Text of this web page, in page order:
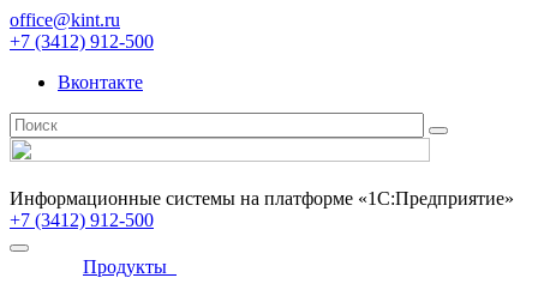
office@kint.ru
+7 (3412) 912-500
Вконтакте
Информационные системы на платформе «1С:Предприятие»
+7 (3412) 912-500
Продукты